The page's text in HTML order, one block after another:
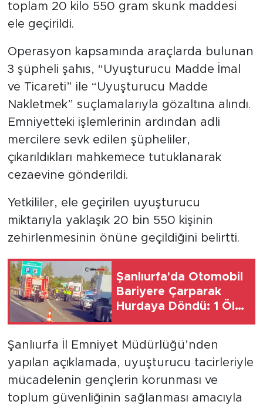
toplam 20 kilo 550 gram skunk maddesi
ele geçirildi.
Operasyon kapsamında araçlarda bulunan
3 şüpheli şahıs, “Uyuşturucu Madde İmal
ve Ticareti” ile “Uyuşturucu Madde
Nakletmek” suçlamalarıyla gözaltına alındı.
Emniyetteki işlemlerinin ardından adli
mercilere sevk edilen şüpheliler,
çıkarıldıkları mahkemece tutuklanarak
cezaevine gönderildi.
Yetkililer, ele geçirilen uyuşturucu
miktarıyla yaklaşık 20 bin 550 kişinin
zehirlenmesinin önüne geçildiğini belirtti.
Şanlıurfa'da Otomobil
Bariyere Çarparak
Hurdaya Döndü: 1 Ölü,
Şanlıurfa İl Emniyet Müdürlüğü’nden
yapılan açıklamada, uyuşturucu tacirleriyle
mücadelenin gençlerin korunması ve
toplum güvenliğinin sağlanması amacıyla